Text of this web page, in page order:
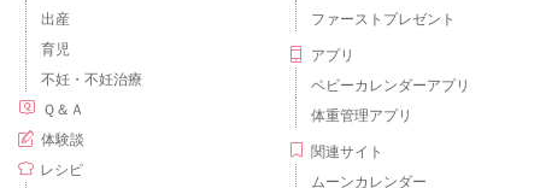
出産
育児
不妊・不妊治療
Ｑ＆Ａ
体験談
レシピ
ファーストプレゼント
アプリ
ベビーカレンダーアプリ
体重管理アプリ
関連サイト
ムーンカレンダー